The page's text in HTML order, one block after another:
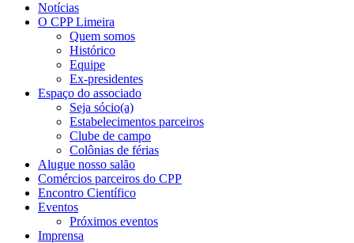
Notícias
O CPP Limeira
Quem somos
Histórico
Equipe
Ex-presidentes
Espaço do associado
Seja sócio(a)
Estabelecimentos parceiros
Clube de campo
Colônias de férias
Alugue nosso salão
Comércios parceiros do CPP
Encontro Científico
Eventos
Próximos eventos
Imprensa